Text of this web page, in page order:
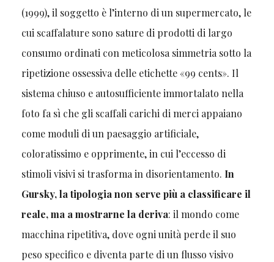
(1999), il soggetto è l’interno di un supermercato, le
cui scaffalature sono sature di prodotti di largo
consumo ordinati con meticolosa simmetria sotto la
ripetizione ossessiva delle etichette «99 cents». Il
sistema chiuso e autosufficiente immortalato nella
foto fa sì che gli scaffali carichi di merci appaiano
come moduli di un paesaggio artificiale,
coloratissimo e opprimente, in cui l’eccesso di
stimoli visivi si trasforma in disorientamento. In
Gursky, la tipologia non serve più a classificare il
reale, ma a mostrarne la deriva: il mondo come
macchina ripetitiva, dove ogni unità perde il suo
peso specifico e diventa parte di un flusso visivo